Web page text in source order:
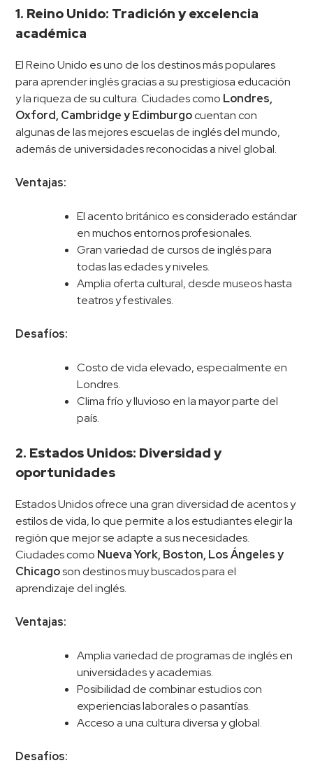
1. Reino Unido: Tradición y excelencia
académica
El Reino Unido es uno de los destinos más populares
para aprender inglés gracias a su prestigiosa educación
y la riqueza de su cultura. Ciudades como Londres,
Oxford, Cambridge y Edimburgocuentan con
algunas de las mejores escuelas de inglés del mundo,
además de universidades reconocidas a nivel global.
Ventajas:
El acento británico es considerado estándar
en muchos entornos profesionales.
Gran variedad de cursos de inglés para
todas las edades y niveles.
Amplia oferta cultural, desde museos hasta
teatros y festivales.
Desafíos:
Costo de vida elevado, especialmente en
Londres.
Clima frío y lluvioso en la mayor parte del
país.
2. Estados Unidos: Diversidad y
oportunidades
Estados Unidos ofrece una gran diversidad de acentos y
estilos de vida, lo que permite a los estudiantes elegir la
región que mejor se adapte a sus necesidades.
Ciudades como Nueva York, Boston, Los Ángeles y
Chicagoson destinos muy buscados para el
aprendizaje del inglés.
Ventajas:
Amplia variedad de programas de inglés en
universidades y academias.
Posibilidad de combinar estudios con
experiencias laborales o pasantías.
Acceso a una cultura diversa y global.
Desafíos: